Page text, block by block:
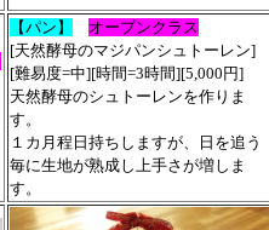
【パン】
オープンクラス
[天然酵母のマジパンシュトーレン]
[難易度=中][時間=3時間][5,000円]
天然酵母のシュトーレンを作りま
す。
１カ月程日持ちしますが、日を追う
毎に生地が熟成し上手さが増しま
す。